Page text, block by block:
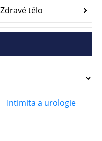
Zdravé tělo
Intimita a urologie